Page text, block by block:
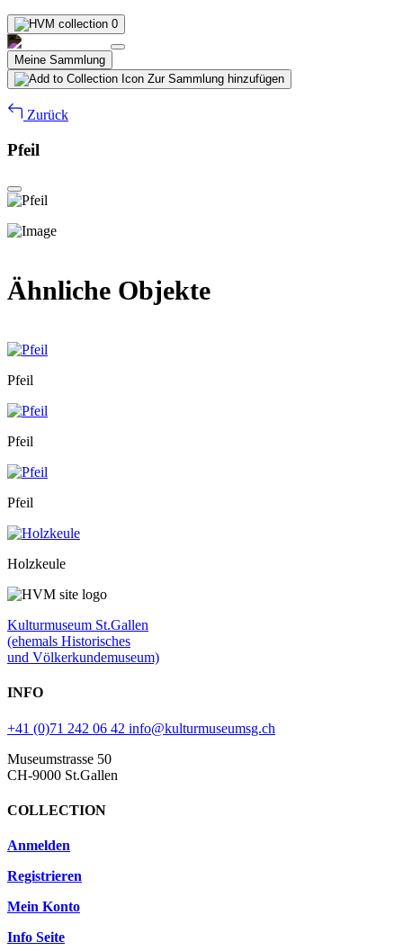
0
Meine Sammlung
Zur Sammlung hinzufügen
Zurück
Pfeil
Ähnliche Objekte
Pfeil
Pfeil
Pfeil
Holzkeule
Kulturmuseum St.Gallen
(ehemals Historisches
und Völkerkundemuseum)
INFO
+41 (0)71 242 06 42 info@kulturmuseumsg.ch
Museumstrasse 50
CH-9000 St.Gallen
COLLECTION
Anmelden
Registrieren
Mein Konto
Info Seite